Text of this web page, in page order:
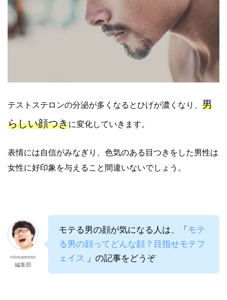
テストステロンの分泌が多くなるとひげが濃くなり、 男
らしい顔つきに変化していきます。
表情には自信がみなぎり、色気のある目つきをした男性は
女性に好印象を与えること間違いないでしょう。
otonamens
編集部
モテる男の顔が気になる人は、「 モテ
る男の顔ってどんな顔？目指せモテフ
ェイス
」の記事をどうぞ